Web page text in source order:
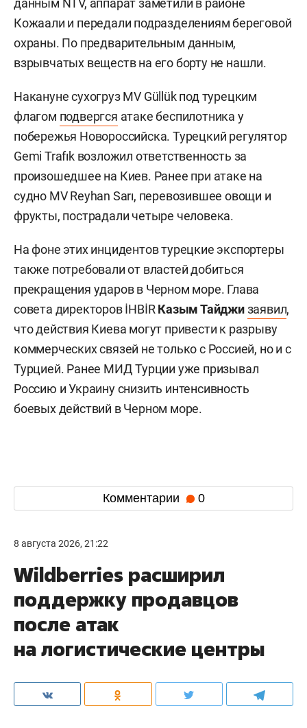
Кожаали и передали подразделениям береговой
охраны. По предварительным данным,
взрывчатых веществ на его борту не нашли.
Накануне сухогруз MV Güllük под турецким
флагом подвергся атаке беспилотника у
побережья Новороссийска. Турецкий регулятор
Gemi Trafık возложил ответственность за
произошедшее на Киев. Ранее при атаке на
судно MV Reyhan Sarı, перевозившее овощи и
фрукты, пострадали четыре человека.
На фоне этих инцидентов турецкие экспортеры
также потребовали от властей добиться
прекращения ударов в Черном море. Глава
совета директоров İHBİRКазым Тайджизаявил,
что действия Киева могут привести к разрыву
коммерческих связей не только с Россией, но и с
Турцией. Ранее МИД Турции уже призывал
Россию и Украину снизить интенсивность
боевых действий в Черном море.
Комментарии 0
8 августа 2026, 21:22
Wildberries расширил
поддержку продавцов
после атак
на логистические центры